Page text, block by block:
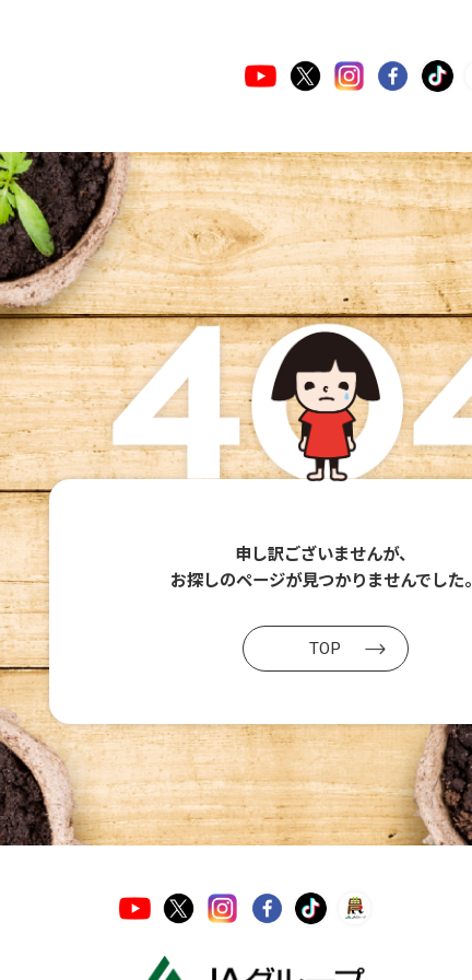
申し訳ございませんが、
お探しのページが見つかりませんでした。
TOP